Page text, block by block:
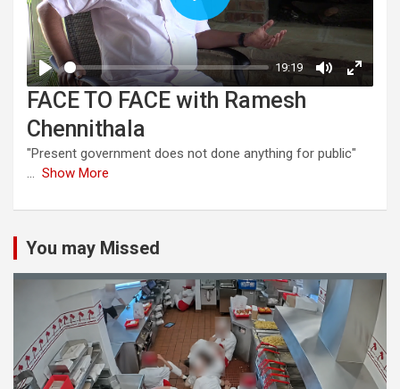
FACE TO FACE with Ramesh
Chennithala
"Present government does not done anything for public"
... Show More
You may Missed